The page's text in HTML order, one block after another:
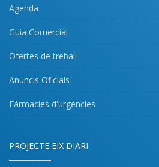
Agenda
Guia Comercial
Ofertes de treball
Anuncis Oficials
Fàrmacies d'urgències
PROJECTE EIX DIARI